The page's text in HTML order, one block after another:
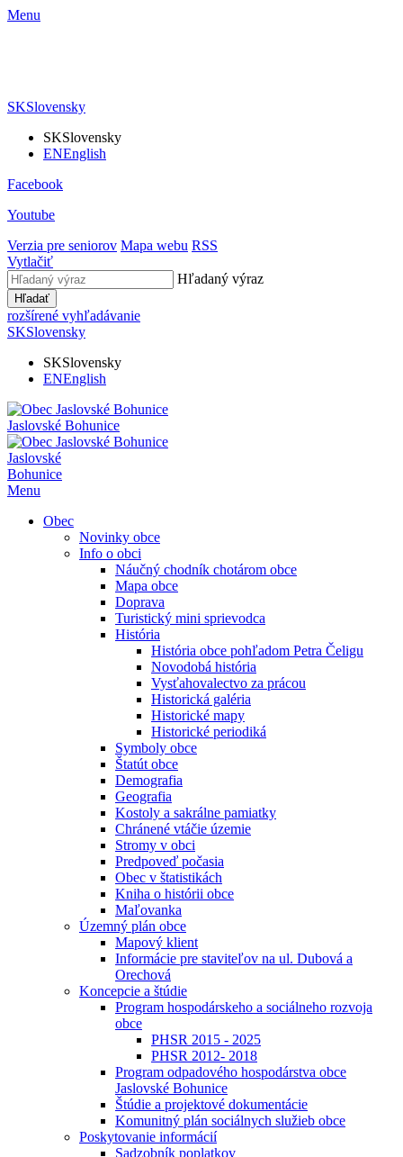
Menu
SKSlovensky
SKSlovensky
ENEnglish
Facebook
Youtube
Verzia pre seniorov Mapa webu RSS
Vytlačiť
Hľadaný výraz
Hľadať
rozšírené vyhľadávanie
SKSlovensky
SKSlovensky
ENEnglish
Jaslovské Bohunice
Jaslovské
Bohunice
Menu
Obec
Novinky obce
Info o obci
Náučný chodník chotárom obce
Mapa obce
Doprava
Turistický mini sprievodca
História
História obce pohľadom Petra Čeligu
Novodobá história
Vysťahovalectvo za prácou
Historická galéria
Historické mapy
Historické periodiká
Symboly obce
Štatút obce
Demografia
Geografia
Kostoly a sakrálne pamiatky
Chránené vtáčie územie
Stromy v obci
Predpoveď počasia
Obec v štatistikách
Kniha o histórii obce
Maľovanka
Územný plán obce
Mapový klient
Informácie pre staviteľov na ul. Dubová a
Orechová
Koncepcie a štúdie
Program hospodárskeho a sociálneho rozvoja
obce
PHSR 2015 - 2025
PHSR 2012- 2018
Program odpadového hospodárstva obce
Jaslovské Bohunice
Štúdie a projektové dokumentácie
Komunitný plán sociálnych služieb obce
Poskytovanie informácií
Sadzobník poplatkov